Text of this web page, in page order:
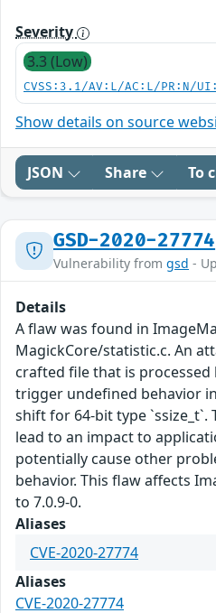
Severity
3.3 (Low)
CVSS:3.1/AV:L/AC:L/PR:N/
Show details on source
JSON Share To
GSD-2020-27774
Vulnerability from gsd -
Details
A flaw was found in
MagickCore/statistic.c. An
crafted file that is
trigger undefined behavior
shift for 64-bit type `ssize_t`.
lead to an impact to
potentially cause other
behavior. This flaw affects
to 7.0.9-0.
Aliases
CVE-2020-27774
Aliases
CVE-2020-27774